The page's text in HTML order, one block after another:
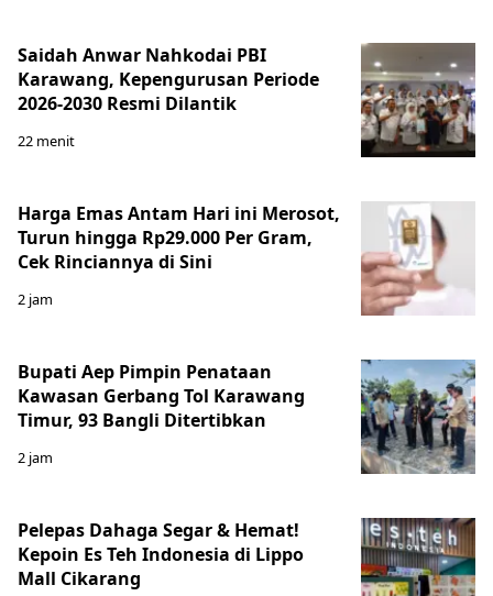
Saidah Anwar Nahkodai PBI
Karawang, Kepengurusan Periode
2026-2030 Resmi Dilantik
22 menit
Harga Emas Antam Hari ini Merosot,
Turun hingga Rp29.000 Per Gram,
Cek Rinciannya di Sini
2 jam
Bupati Aep Pimpin Penataan
Kawasan Gerbang Tol Karawang
Timur, 93 Bangli Ditertibkan
2 jam
Pelepas Dahaga Segar & Hemat!
Kepoin Es Teh Indonesia di Lippo
Mall Cikarang